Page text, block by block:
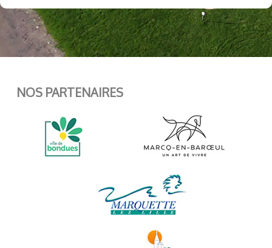
NOS PARTENAIRES